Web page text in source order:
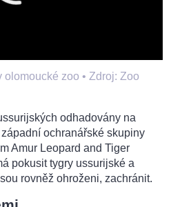
olomoucké zoo • Zdroj: Zoo
odhadovány na
ochranářské skupiny
Amur Leopard and Tiger
pokusit tygry ussurijské a
rovněž ohroženi, zachránit.